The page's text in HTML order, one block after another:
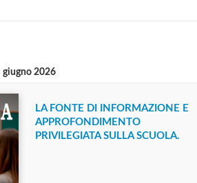
giugno 2026
LA FONTE DI INFORMAZIONE E
APPROFONDIMENTO
PRIVILEGIATA SULLA SCUOLA.